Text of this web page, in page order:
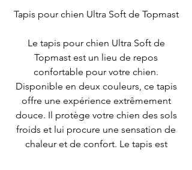
Tapis pour chien Ultra Soft de Topmast
Le tapis pour chien Ultra Soft de
Topmast est un lieu de repos
confortable pour votre chien.
Disponible en deux couleurs, ce tapis
offre une expérience extrêmement
douce. Il protège votre chien des sols
froids et lui procure une sensation de
chaleur et de confort. Le tapis est